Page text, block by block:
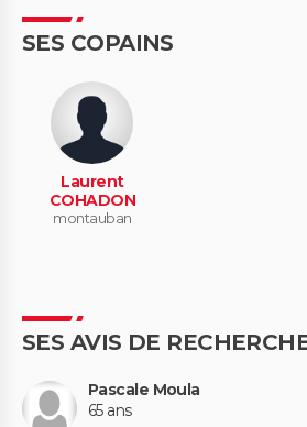
SES COPAINS
Laurent
COHADON
montauban
SES AVIS DE
Pascale Moula
65 ans